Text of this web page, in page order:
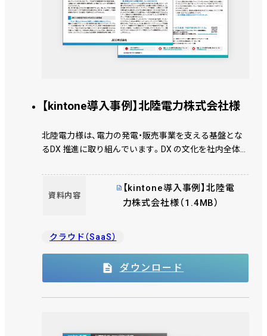
【kintone導入事例】北陸電力株式会社様
北陸電力様は、電力の発電・販売事業を支える基盤とな
るDX 推進に取り組んでいます。DX の文化を社内全体に
ョップ開催や運用ガバナンス整備などの活動を通じて
社内での活用を推進しました。その結果、導入開始から
9 か月で年間1 万5 千時間以上の業務時間を削減してい
ントについて、福村 正人氏、浅井 圭介氏、麻生 啓太氏に
資料内容
【kintone導入事例】北陸電
力株式会社様（1.4MB）
クラウド（SaaS）
ダウンロード